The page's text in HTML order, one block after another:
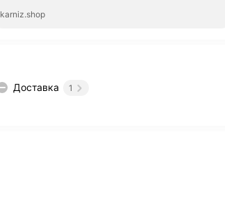
karniz.shop
Доставка 1